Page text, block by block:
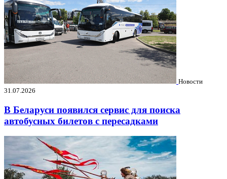
Новости
31.07.2026
В Беларуси появился сервис для поиска
автобусных билетов с пересадками